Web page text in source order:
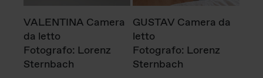
VALENTINA Camera
da letto
Fotografo: Lorenz
Sternbach
GUSTAV Camera da
letto
Fotografo: Lorenz
Sternbach